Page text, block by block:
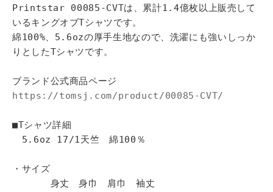
Printstar 00085-CVTは、累計1.4億枚以上販売して
いるキングオブTシャツです。
綿100%、5.6ozの厚手生地なので、洗濯にも強いしっか
りとしたTシャツです。
ブランド公式商品ページ
https://tomsj.com/product/00085-CVT/
■Tシャツ詳細
5.6oz 17/1天竺 綿100％
・サイズ
身丈 身巾 肩巾 袖丈